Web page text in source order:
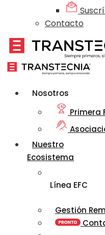
Contacto
Nosotros
Primera
Nuestro
Ecosistema
Línea EFC
Gestión